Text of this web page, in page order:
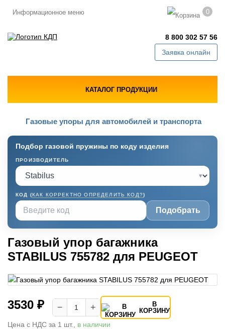
Информационное меню 0
8 800 302 57 56
Заявка онлайн
КАТАЛОГ ПРОДУКЦИИ
Газовые упоры для автомобилей и транспорта
Подбор газовой пружины по коду изделия
ПРОИЗВОДИТЕЛЬ
▾
КОД (КАК КОРРЕКТНО ОПРЕДЕЛИТЬ КОД?)
Подобрать
Газовый упор багажника
STABILUS 755782 для PEUGEOT
3530 ₽ − +
В
КОРЗИНУ
Цена с НДС за 1 шт., в наличии